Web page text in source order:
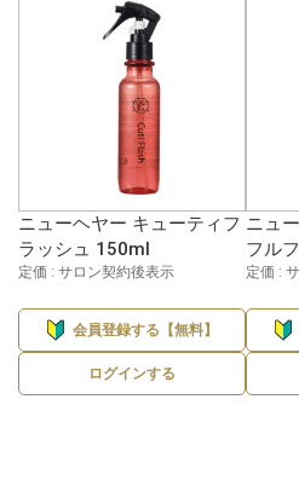
ニューヘヤー キューティフ
ラッシュ 150ml
定価 : サロン契約後表示
会員登録する【無料】
ログインする
ニュ
フル
定価 :